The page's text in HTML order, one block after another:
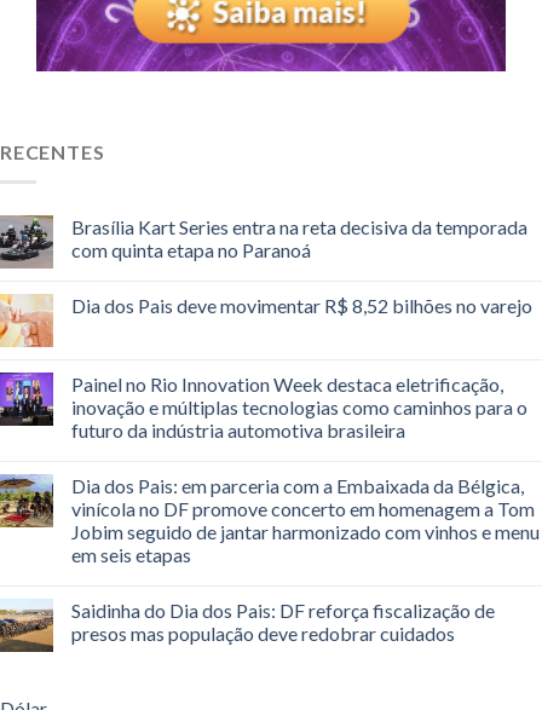
RECENTES
Brasília Kart Series entra na reta decisiva da temporada
com quinta etapa no Paranoá
Dia dos Pais deve movimentar R$ 8,52 bilhões no varejo
Painel no Rio Innovation Week destaca eletrificação,
inovação e múltiplas tecnologias como caminhos para o
futuro da indústria automotiva brasileira
Dia dos Pais: em parceria com a Embaixada da Bélgica,
vinícola no DF promove concerto em homenagem a Tom
Jobim seguido de jantar harmonizado com vinhos e menu
em seis etapas
Saidinha do Dia dos Pais: DF reforça fiscalização de
presos mas população deve redobrar cuidados